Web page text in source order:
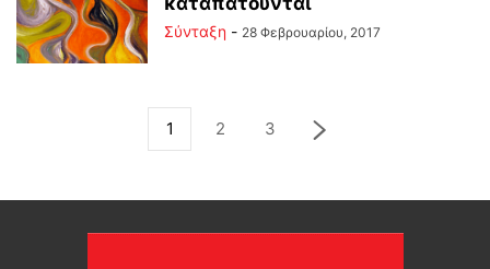
Σύνταξη - 28 Φεβρουαρίου, 2017
1 2 3